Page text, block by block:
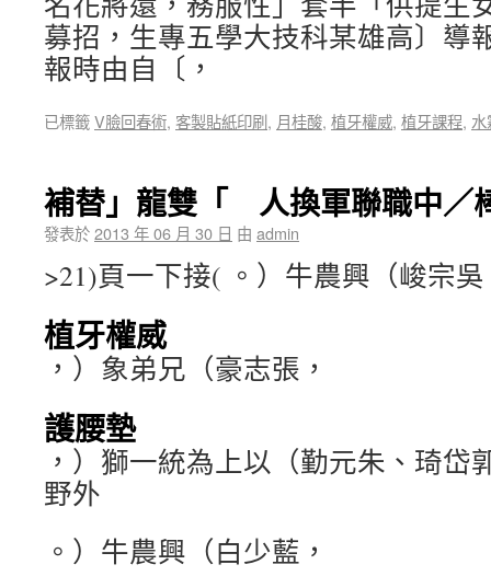
募招，生專五學大技科某雄高〕導
報時由自〔，
已標籤V臉回春術, 客製貼紙印刷, 月桂酸, 植牙權威, 植牙課程,
補替」龍雙「 人換軍聯職中／
發表於2013 年 06 月 30 日 由 admin
>21)頁一下接( 。）牛農興（峻宗
植牙權威
，）象弟兄（豪志張，
護腰墊
，）獅一統為上以（勤元朱、琦岱
野外
。）牛農興（白少藍，